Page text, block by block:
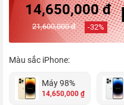
14,650,000 đ
21,600,000 đ -32%
Màu sắc iPhone:
Máy 98%
14,650,000 ₫